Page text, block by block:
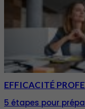
EFFICACITÉ
5 étapes pour